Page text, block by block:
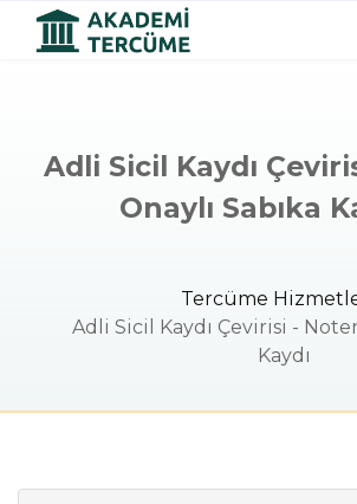
Adli Sicil Kaydı
Onaylı Sabıka
Tercüme
Adli Sicil Kaydı Çevirisi -
Kaydı